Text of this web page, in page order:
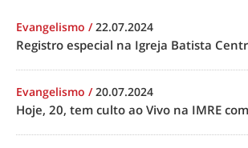
Evangelismo /22.07.2024
Registro especial na Igreja Batista
Evangelismo /20.07.2024
Hoje, 20, tem culto ao Vivo na IMRE